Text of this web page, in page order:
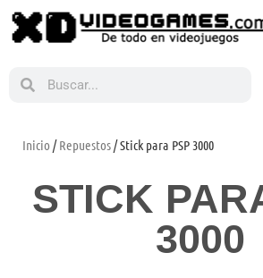
Inicio /Repuestos/ Stick para PSP 3000
STICK
3000